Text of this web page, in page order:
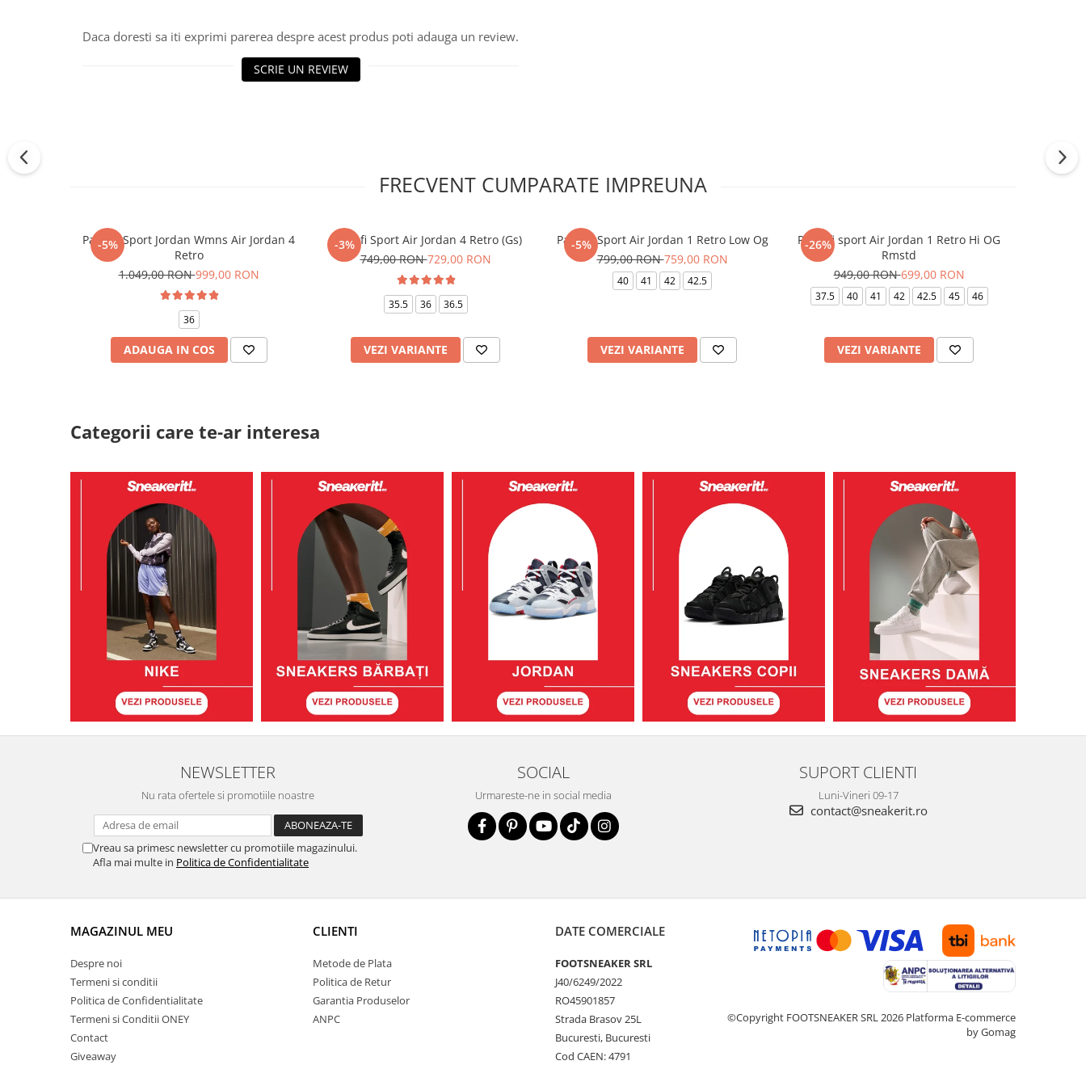
Daca doresti sa iti exprimi parerea despre acest produs poti adauga un review.
SCRIE UN REVIEW
FRECVENT CUMPARATE IMPREUNA
-5%
Pantofi Sport Jordan Wmns Air Jordan 4
Retro
1.049,00 RON999,00 RON
36
ADAUGA IN COS
-3%
Pantofi Sport Air Jordan 4 Retro (Gs)
749,00 RON729,00 RON
35.5 36 36.5
VEZI VARIANTE
-5%
Pantofi Sport Air Jordan 1 Retro Low Og
799,00 RON759,00 RON
40 41 42 42.5
VEZI VARIANTE
-26%
Pantofi sport Air Jordan 1 Retro Hi OG
Rmstd
949,00 RON699,00 RON
37.5 40 41 42 42.5 45 46
VEZI VARIANTE
Categorii care te-ar interesa
NEWSLETTER
Nu rata ofertele si promotiile noastre
Vreau sa primesc newsletter cu promotiile magazinului.
Afla mai multe in Politica de Confidentialitate
SOCIAL
Urmareste-ne in social media
SUPORT CLIENTI
Luni-Vineri 09-17
contact@sneakerit.ro
MAGAZINUL MEU
Despre noi
Termeni si conditii
Politica de Confidentialitate
Termeni si Conditii ONEY
Contact
Giveaway
CLIENTI
Metode de Plata
Politica de Retur
Garantia Produselor
ANPC
DATE COMERCIALE
FOOTSNEAKER SRL
J40/6249/2022
RO45901857
Strada Brasov 25L
Bucuresti, Bucuresti
Cod CAEN: 4791
©Copyright FOOTSNEAKER SRL 2026 Platforma E-commerce
by Gomag